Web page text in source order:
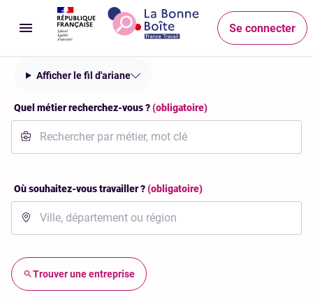
Accéder au menu
Accéder au contenu principal
Accéder au pied de page
Ouvrir le menu Se connecter
Afficher le fil d'ariane
Quel métier recherchez-vous ?(obligatoire)
Où souhaitez-vous travailler ?(obligatoire)
Trouver une entreprise